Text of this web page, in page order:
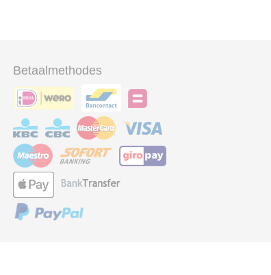
Betaalmethodes